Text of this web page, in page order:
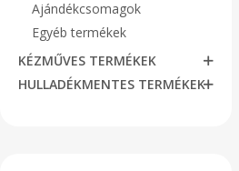
Ajándékcsomagok
Egyéb termékek
KÉZMŰVES TERMÉKEK
HULLADÉKMENTES TERMÉKEK